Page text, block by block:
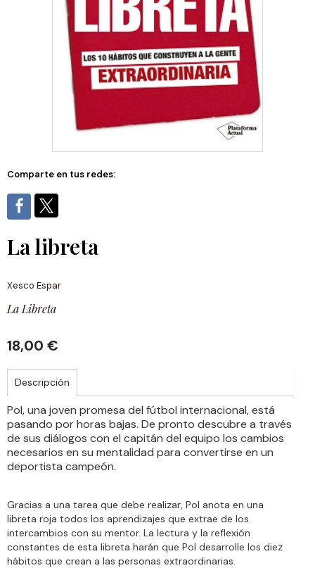
Comparte en tus redes:
La libreta
Xesco Espar
La Libreta
18,00 €
Descripción
Pol, una joven promesa del fútbol internacional, está
pasando por horas bajas. De pronto descubre a través
de sus diálogos con el capitán del equipo los cambios
necesarios en su mentalidad para convertirse en un
deportista campeón.
Gracias a una tarea que debe realizar, Pol anota en una
libreta roja todos los aprendizajes que extrae de los
intercambios con su mentor. La lectura y la reflexión
constantes de esta libreta harán que Pol desarrolle los diez
hábitos que crean a las personas extraordinarias.